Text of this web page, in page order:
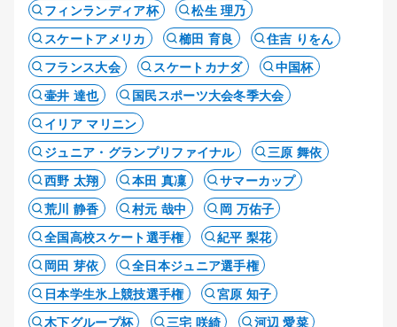
フィンランディア杯
松生 理乃
スケートアメリカ
櫛田 育良
住吉 りをん
フランス大会
スケートカナダ
中国杯
壷井 達也
国民スポーツ大会冬季大会
イリア マリニン
ジュニア・グランプリファイナル
三原 舞依
西野 太翔
本田 真凜
サマーカップ
荒川 静香
村元 哉中
岡 万佑子
全国高校スケート選手権
紀平 梨花
岡田 芽依
全日本ジュニア選手権
日本学生氷上競技選手権
宮原 知子
木下グループ杯
三宅 咲綺 河辺 愛菜